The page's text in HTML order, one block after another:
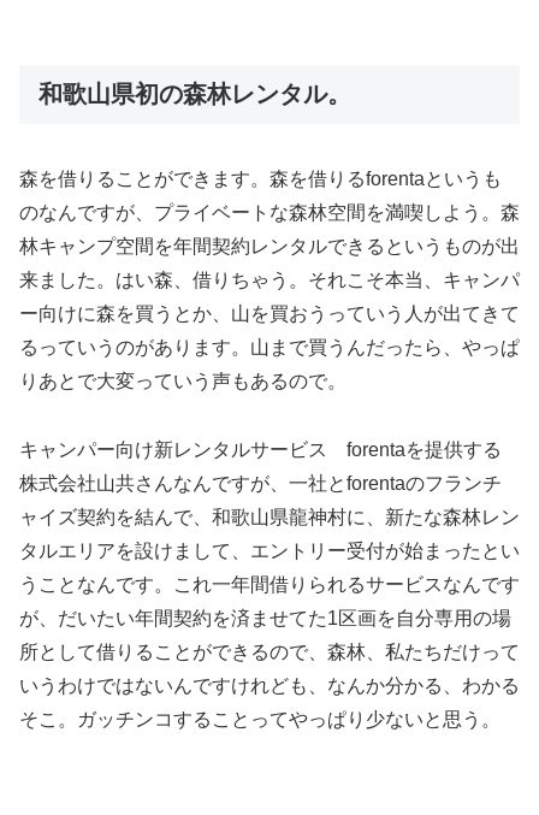
和歌山県初の森林レンタル。
森を借りることができます。森を借りるforentaというも
のなんですが、プライベートな森林空間を満喫しよう。森
林キャンプ空間を年間契約レンタルできるというものが出
来ました。はい森、借りちゃう。それこそ本当、キャンパ
ー向けに森を買うとか、山を買おうっていう人が出てきて
るっていうのがあります。山まで買うんだったら、やっぱ
りあとで大変っていう声もあるので。
キャンパー向け新レンタルサービス forentaを提供する
株式会社山共さんなんですが、一社とforentaのフランチ
ャイズ契約を結んで、和歌山県龍神村に、新たな森林レン
タルエリアを設けまして、エントリー受付が始まったとい
うことなんです。これ一年間借りられるサービスなんです
が、だいたい年間契約を済ませてた1区画を自分専用の場
所として借りることができるので、森林、私たちだけって
いうわけではないんですけれども、なんか分かる、わかる
そこ。ガッチンコすることってやっぱり少ないと思う。